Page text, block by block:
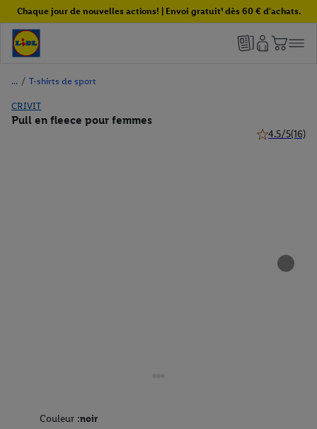
Chaque jour de nouvelles actions! | Envoi gratuit¹ dès 60 € d'achats.
/ T-shirts de sport
CRIVIT
Pull en fleece pour femmes
4.5/5(16)
Couleur :noir